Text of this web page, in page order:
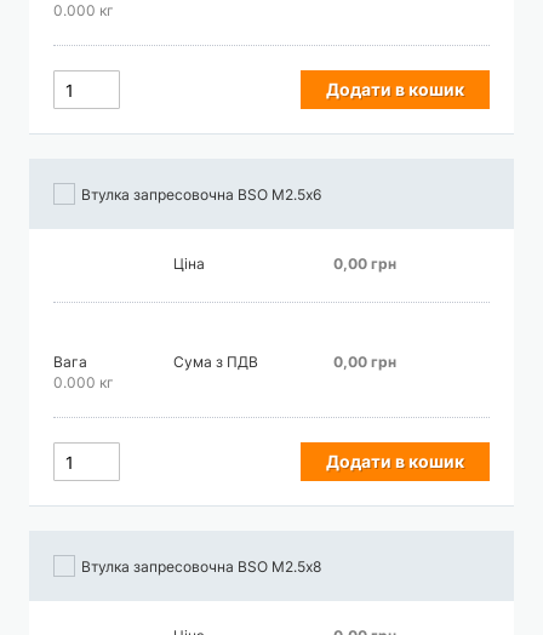
0.000 кг
Додати в кошик
Втулка запресовочна BSO М2.5х6
Ціна 0,00 грн
Вага
0.000 кг
Сума з ПДВ 0,00 грн
Додати в кошик
Втулка запресовочна BSO М2.5х8